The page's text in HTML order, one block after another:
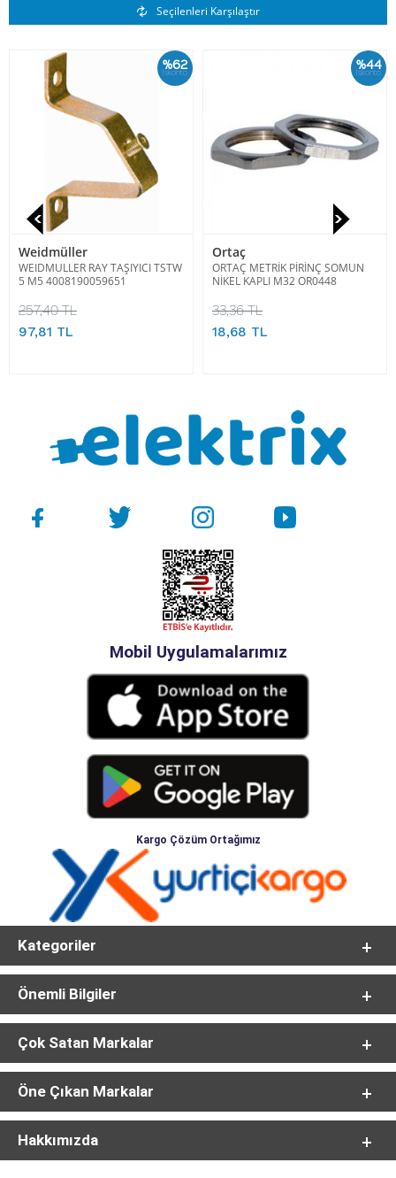
Benzer Ürünler
Seçilenleri Karşılaştır
%62
İskonto
Weidmüller
WEIDMULLER RAY TAŞIYICI TSTW
5 M5 4008190059651
257,40 TL
97,81 TL
%44
İskonto
Ortaç
ORTAÇ METRİK PİRİNÇ SOMUN
NİKEL KAPLI M32 OR0448
33,36 TL
18,68 TL
Mobil Uygulamalarımız
Kargo Çözüm Ortağımız
Kategoriler
Önemli Bilgiler
Çok Satan Markalar
Öne Çıkan Markalar
Hakkımızda